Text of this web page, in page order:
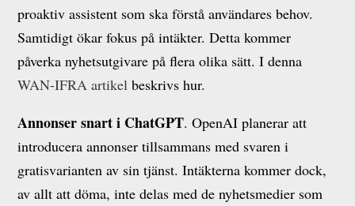
proaktiv assistent som ska förstå användares behov.
Samtidigt ökar fokus på intäkter. Detta kommer
påverka nyhetsutgivare på flera olika sätt. I denna
WAN-IFRA artikel beskrivs hur.
Annonser snart i ChatGPT. OpenAI planerar att
introducera annonser tillsammans med svaren i
gratisvarianten av sin tjänst. Intäkterna kommer dock,
av allt att döma, inte delas med de nyhetsmedier som